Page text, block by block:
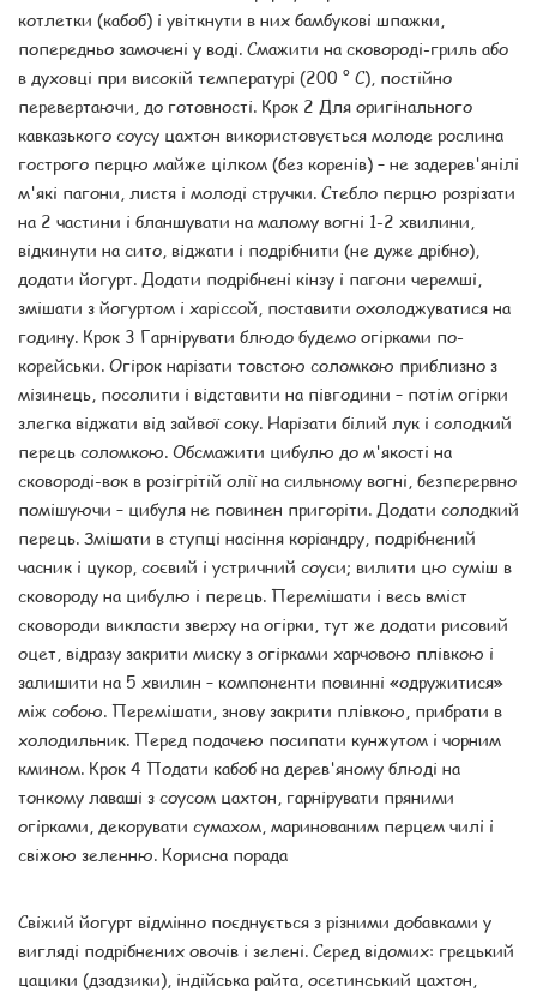
котлетки (кабоб) і увіткнути в них бамбукові шпажки,
попередньо замочені у воді. Смажити на сковороді-гриль або
в духовці при високій температурі (200 ° C), постійно
перевертаючи, до готовності. Крок 2 Для оригінального
кавказького соусу цахтон використовується молоде рослина
гострого перцю майже цілком (без коренів) – не задерев'янілі
м'які пагони, листя і молоді стручки. Стебло перцю розрізати
на 2 частини і бланшувати на малому вогні 1-2 хвилини,
відкинути на сито, віджати і подрібнити (не дуже дрібно),
додати йогурт. Додати подрібнені кінзу і пагони черемші,
змішати з йогуртом і харіссой, поставити охолоджуватися на
годину. Крок 3 Гарнірувати блюдо будемо огірками по-
корейськи. Огірок нарізати товстою соломкою приблизно з
мізинець, посолити і відставити на півгодини – потім огірки
злегка віджати від зайвої соку. Нарізати білий лук і солодкий
перець соломкою. Обсмажити цибулю до м'якості на
сковороді-вок в розігрітій олії на сильному вогні, безперервно
помішуючи – цибуля не повинен пригоріти. Додати солодкий
перець. Змішати в ступці насіння коріандру, подрібнений
часник і цукор, соєвий і устричний соуси; вилити цю суміш в
сковороду на цибулю і перець. Перемішати і весь вміст
сковороди викласти зверху на огірки, тут же додати рисовий
оцет, відразу закрити миску з огірками харчовою плівкою і
залишити на 5 хвилин – компоненти повинні «одружитися»
між собою. Перемішати, знову закрити плівкою, прибрати в
холодильник. Перед подачею посипати кунжутом і чорним
кмином. Крок 4 Подати кабоб на дерев'яному блюді на
тонкому лаваші з соусом цахтон, гарнірувати пряними
огірками, декорувати сумахом, маринованим перцем чилі і
свіжою зеленню. Корисна порада
Свіжий йогурт відмінно поєднується з різними добавками у
вигляді подрібнених овочів і зелені. Серед відомих: грецький
цацики (дзадзики), індійська райта, осетинський цахтон,